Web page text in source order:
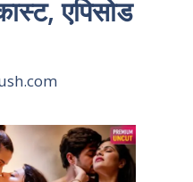
एपिसोड